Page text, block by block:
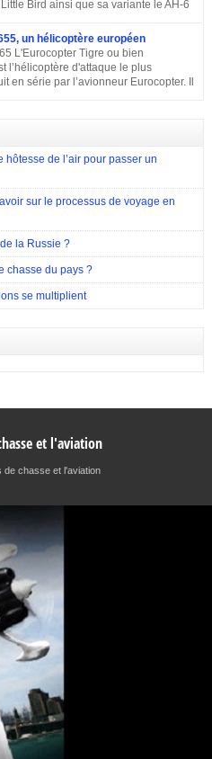
Bell décide de construire un
Bird ainsi que sa variante le AH-6
l’avionneur américain MD
1960, l’armée américaine a évoqué
léger d’observation qui serait
rôles, de nombreuses compagnies
le projet. Parmi elles, il y a eu
un hélicoptère européen
L'Eurocopter Tigre ou bien
l’hélicoptère d'attaque le plus
en série par l’avionneur Eurocopter. Il
à proximité immédiate des
lors de la guerre en Afghanistan.
de l’air pour passer un
sur le processus de voyage en
la Russie ?
chasse du pays ?
se multiplient
et l'aviation
de chasse et l'aviation